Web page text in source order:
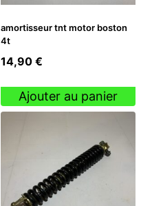
amortisseur tnt motor boston
4t
14,90 €
Ajouter au panier